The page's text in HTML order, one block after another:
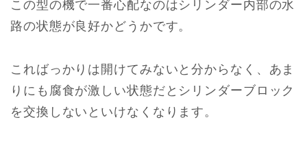
この型の機で一番心配なのはシリンダー内部の水
路の状態が良好かどうかです。
こればっかりは開けてみないと分からなく、あま
りにも腐食が激しい状態だとシリンダーブロック
を交換しないといけなくなります。